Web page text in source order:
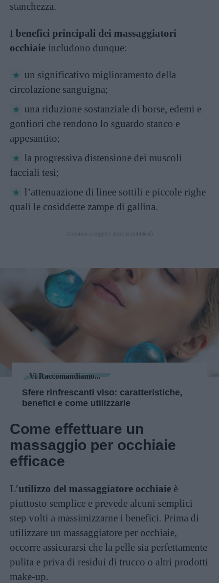
stanchezza.
I benefici principali dei massaggiatori
occhiaie includono dunque:
un significativo miglioramento della
circolazione sanguigna;
una riduzione sostanziale di borse, edemi e
gonfiori che rendono lo sguardo stanco e
appesantito;
la progressiva distensione dei muscoli
facciali tesi;
l’attenuazione di linee sottili e piccole righe
quali le cosiddette zampe di gallina.
Vi Raccomandiamo...
Sfere rinfrescanti viso: caratteristiche,
benefici e come utilizzarle
Come effettuare un
massaggio per occhiaie
efficace
L’utilizzo del massaggiatore occhiaie è
piuttosto semplice e prevede alcuni semplici
step volti a massimizzarne i benefici. Prima di
utilizzare un massaggiatore per occhiaie,
occorre assicurarsi che la pelle sia perfettamente
pulita e priva di residui di trucco o altri prodotti
make-up.